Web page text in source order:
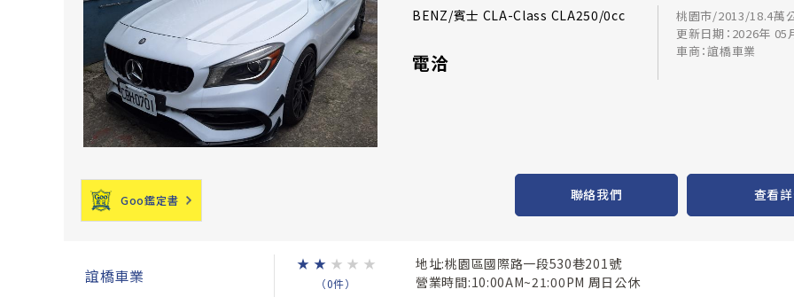
BENZ/賓士 CLA-Class CLA250/0cc
電洽
桃園市/2013/18.4萬
更新日期：2026年 05
車商：誼橋車業
Goo鑑定書 聯絡我們 查看
誼橋車業
★ ★ ★ ★ ★
（0件）
地址:桃園區國際路一段530巷201號
營業時間:10:00AM~21:00PM 周日公休